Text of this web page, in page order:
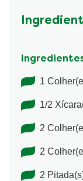
1
1/2
2
2
2